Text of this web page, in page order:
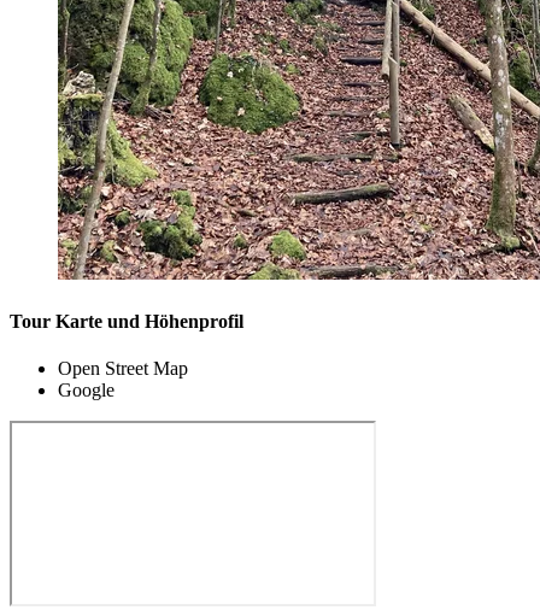
Tour Karte und Höhenprofil
Open Street Map
Google